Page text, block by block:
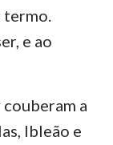
termo.
e ao
couberam a
Ibleão e